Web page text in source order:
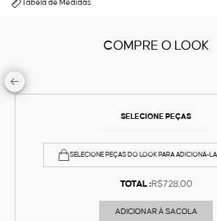
Tabela de Medidas
COMPRE O LOOK
SELECIONE PEÇAS
SELECIONE PEÇAS DO LOOK PARA ADICIONÁ-
TOTAL :R$728,00
ADICIONAR À SACOLA